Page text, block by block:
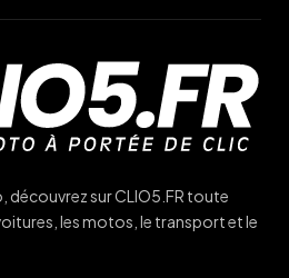
sur CLIO5.FR toute
les motos, le transport et le